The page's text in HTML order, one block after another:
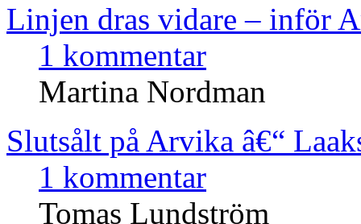
Linjen dras vidare – inför
1 kommentar
Martina Nordman
Slutsålt på Arvika â€“
1 kommentar
Tomas Lundström